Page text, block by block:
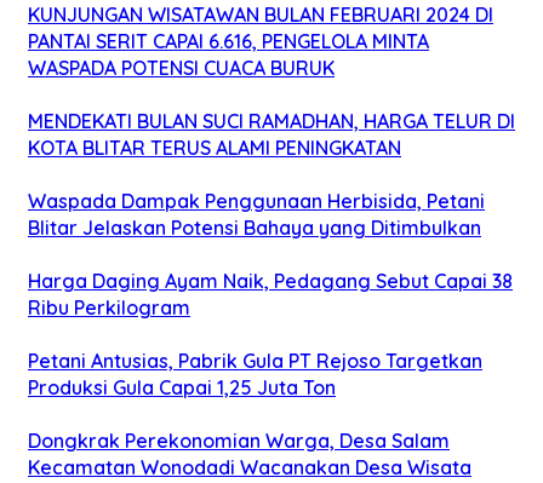
KUNJUNGAN WISATAWAN BULAN FEBRUARI 2024 DI
PANTAI SERIT CAPAI 6.616, PENGELOLA MINTA
WASPADA POTENSI CUACA BURUK
MENDEKATI BULAN SUCI RAMADHAN, HARGA TELUR DI
KOTA BLITAR TERUS ALAMI PENINGKATAN
Waspada Dampak Penggunaan Herbisida, Petani
Blitar Jelaskan Potensi Bahaya yang Ditimbulkan
Harga Daging Ayam Naik, Pedagang Sebut Capai 38
Ribu Perkilogram
Petani Antusias, Pabrik Gula PT Rejoso Targetkan
Produksi Gula Capai 1,25 Juta Ton
Dongkrak Perekonomian Warga, Desa Salam
Kecamatan Wonodadi Wacanakan Desa Wisata